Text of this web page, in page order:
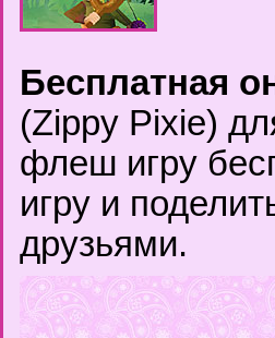
Бесплатная
(Zippy Pixie)
флеш игру
игру и
друзьями.